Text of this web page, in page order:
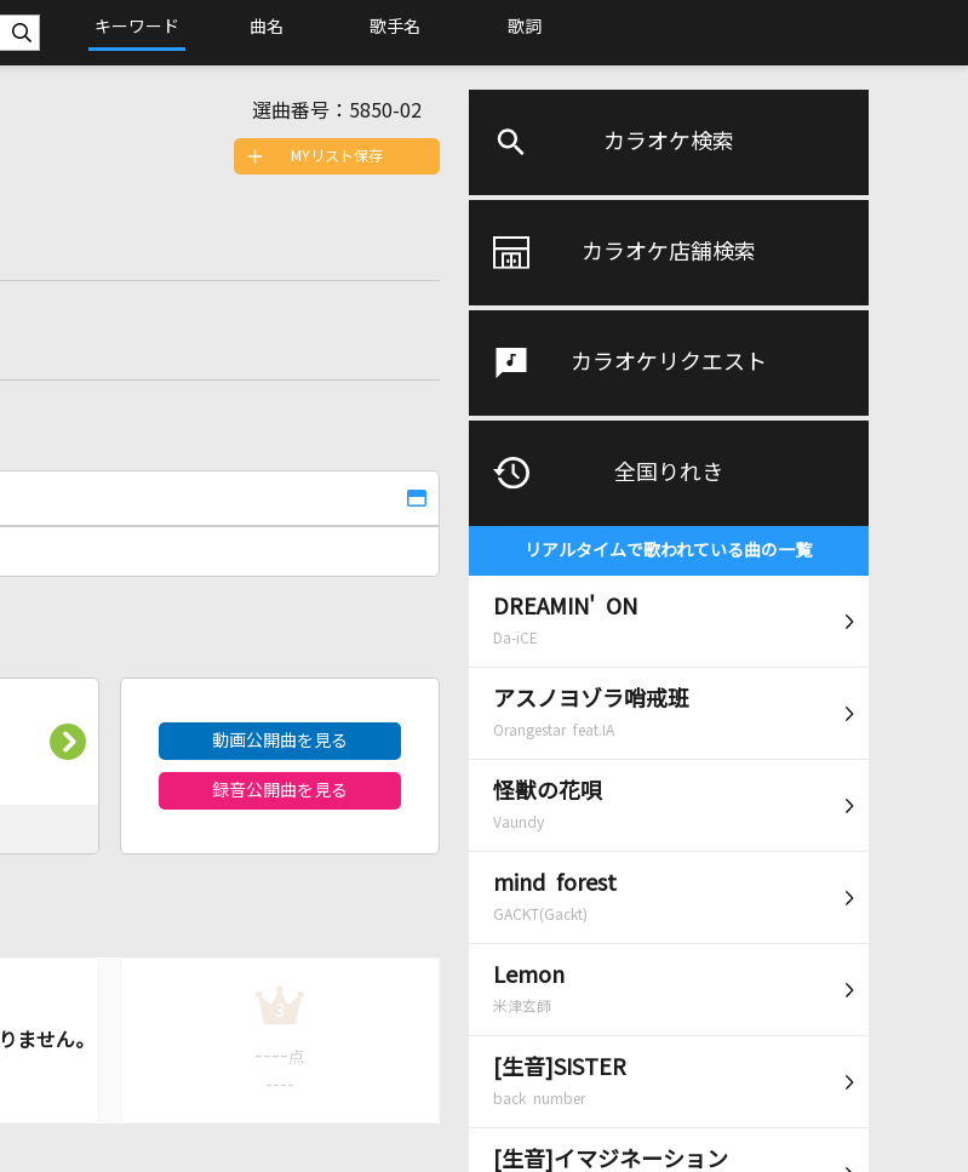
キーワード 曲名 歌手名 歌詞
カラオケ検索
カラオケ店舗検索
カラオケリクエスト
全国りれき
リアルタイムで歌われている曲の一覧
DREAMIN' ON
Da-iCE
アスノヨゾラ哨戒班
Orangestar feat.IA
怪獣の花唄
Vaundy
mind forest
GACKT(Gackt)
Lemon
米津玄師
[生音]SISTER
back number
[生音]イマジネーション
選曲番号： 5850-02
MYリスト保存
動画公開曲を見る
録音公開曲を見る
3
---- 点
----